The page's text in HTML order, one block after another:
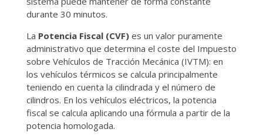
durante 30 minutos.
La Potencia Fiscal (CVF)es un valor puramente
administrativo que determina el coste del Impuesto
sobre Vehículos de Tracción Mecánica (IVTM): en
los vehículos térmicos se calcula principalmente
teniendo en cuenta la cilindrada y el número de
cilindros. En los vehículos eléctricos, la potencia
fiscal se calcula aplicando una fórmula a partir de la
potencia homologada.